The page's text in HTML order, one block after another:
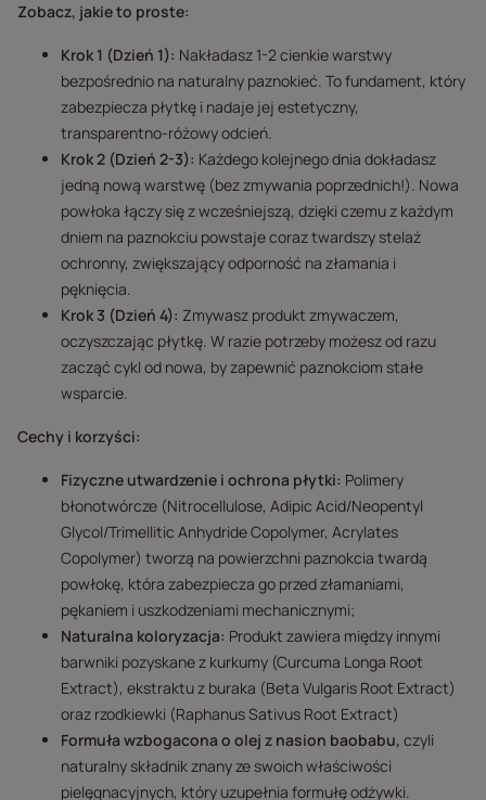
Zobacz, jakie to proste:
Krok 1 (Dzień 1): Nakładasz 1-2 cienkie warstwy
bezpośrednio na naturalny paznokieć. To fundament, który
zabezpiecza płytkę i nadaje jej estetyczny,
transparentno-różowy odcień.
Krok 2 (Dzień 2-3): Każdego kolejnego dnia dokładasz
jedną nową warstwę (bez zmywania poprzednich!). Nowa
powłoka łączy się z wcześniejszą, dzięki czemu z każdym
dniem na paznokciu powstaje coraz twardszy stelaż
ochronny, zwiększający odporność na złamania i
pęknięcia.
Krok 3 (Dzień 4): Zmywasz produkt zmywaczem,
oczyszczając płytkę. W razie potrzeby możesz od razu
zacząć cykl od nowa, by zapewnić paznokciom stałe
wsparcie.
Cechy i korzyści:
Fizyczne utwardzenie i ochrona płytki: Polimery
błonotwórcze (Nitrocellulose, Adipic Acid/Neopentyl
Glycol/Trimellitic Anhydride Copolymer, Acrylates
Copolymer) tworzą na powierzchni paznokcia twardą
powłokę, która zabezpiecza go przed złamaniami,
pękaniem i uszkodzeniami mechanicznymi;
Naturalna koloryzacja: Produkt zawiera między innymi
barwniki pozyskane z kurkumy (Curcuma Longa Root
Extract), ekstraktu z buraka (Beta Vulgaris Root Extract)
oraz rzodkiewki (Raphanus Sativus Root Extract)
Formuła wzbogacona o olej z nasion baobabu, czyli
naturalny składnik znany ze swoich właściwości
pielęgnacyjnych, który uzupełnia formułę odżywki.